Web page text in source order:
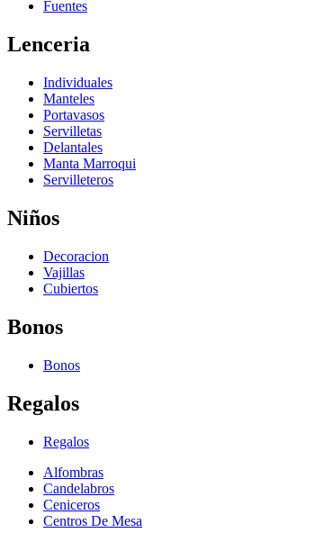
Fuentes
Lenceria
Individuales
Manteles
Portavasos
Servilletas
Delantales
Manta Marroqui
Servilleteros
Niños
Decoracion
Vajillas
Cubiertos
Bonos
Bonos
Regalos
Regalos
Alfombras
Candelabros
Ceniceros
Centros De Mesa